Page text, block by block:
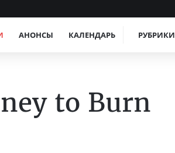
АНОНСЫ КАЛЕНДАРЬ РУБРИКИ
to Burn